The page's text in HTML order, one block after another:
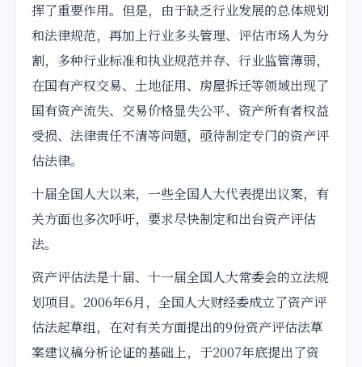
挥了重要作用。但是，由于缺乏行业发展的总体规划
和法律规范，再加上行业多头管理、评估市场人为分
割，多种行业标准和执业规范并存、行业监管薄弱，
在国有产权交易、土地征用、房屋拆迁等领域出现了
国有资产流失、交易价格显失公平、资产所有者权益
受损、法律责任不清等问题，亟待制定专门的资产评
估法律。
十届全国人大以来，一些全国人大代表提出议案，有
关方面也多次呼吁，要求尽快制定和出台资产评估
法。
资产评估法是十届、十一届全国人大常委会的立法规
划项目。2006年6月，全国人大财经委成立了资产评
估法起草组，在对有关方面提出的9份资产评估法草
案建议稿分析论证的基础上，于2007年底提出了资